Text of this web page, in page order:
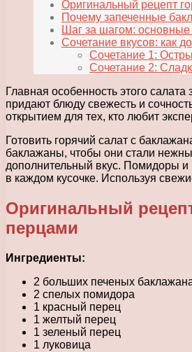
Оригинальный рецепт
Почему запеченные
Шаг за шагом: основные
Сочетание вкусов: как
Сочетание 1:
Сочетание 2:
Главная особенность этого
придают блюду свежесть и
открытием для тех, кто любит
Готовить горячий салат с
баклажаны, чтобы они стали
дополнительный вкус. Помидоры и
в каждом кусочке. Используя
Оригинальный
перцами
Ингредиенты:
2 больших печеных
2 спелых помидора
1 красный перец
1 желтый перец
1 зеленый перец
1 луковица